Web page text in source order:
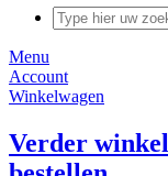
Menu
Account
Winkelwagen
Verder